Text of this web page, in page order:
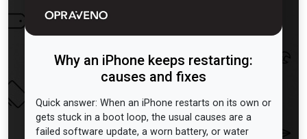
Why an iPhone keeps restarting:
causes and fixes
Quick answer: When an iPhone restarts on its own or
gets stuck in a boot loop, the usual causes are a
failed software update, a worn battery, or water